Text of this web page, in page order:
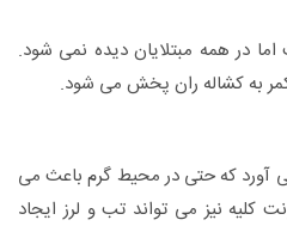
در همه مبتلایان دیده نمی شود.
به کشاله ران پخش می شود.
آورد که حتی در محیط گرم باعث می
نیز می تواند تب و لرز ایجاد